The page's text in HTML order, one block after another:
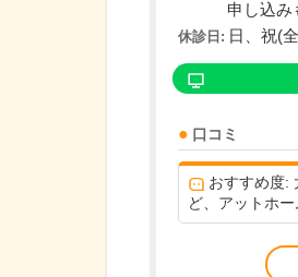
申し込み
休診日: 日、祝(
口コミ
おすすめ度:
ど、アットホー